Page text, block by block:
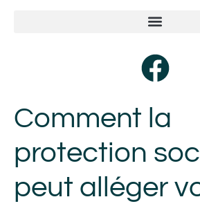
Comment la
protection
peut alléger